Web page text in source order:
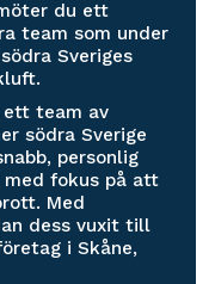
du ett
team som under
Sveriges
ett team av
södra Sverige
personlig
fokus på att
Med
dess vuxit till
i Skåne,